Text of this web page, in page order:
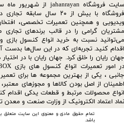
تمام حقوق مادی و معنوی این سایت متعلق
باشد.
فروشگاه با بیش از ۲۰ سال
ویدیویی و همچنین تعمیرات تخصصی،
مشتریان گرامی را در قالب برندهای تجاری
می‌توانید نسبت به خرید انواع کنسول بازی
اقدام کنید. تجربه‌ای که در این سال‌ها بدست
جهان رایان را خلق کرد. جهان رایان با در
جانبی ، یکی از بهترین مجموعه ها برای
اطمینان از اصل بودن کالاها و مجوزهای
انواع محصولات مرتبط و قطعات یدکی اقدام
نماد اعتماد الکترونیک از وزارت صنعت و